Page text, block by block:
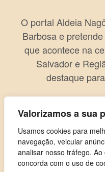
Valorizamos a sua
Usamos cookies para
navegação, veicular
analisar nosso tráfego. Ao
concorda com o uso de
O portal Aldeia
Barbosa e
que acontece na
Salvador e
destaque